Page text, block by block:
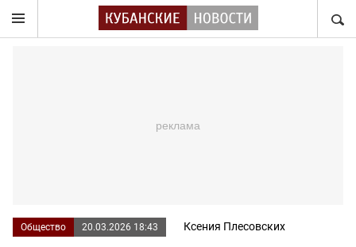
Общество 20.03.2026 18:43 Ксения Плесовских